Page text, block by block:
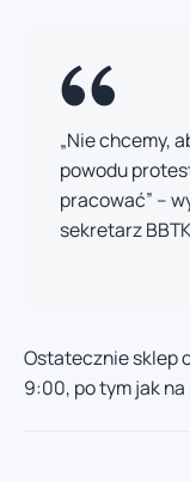
„Nie chcemy,
powodu
pracować” –
sekretarz
Ostatecznie sklep
9:00, po tym jak